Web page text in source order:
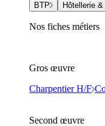
BTP Hôtellerie
Nos fiches métiers
Gros œuvre
Charpentier H/F
Second œuvre